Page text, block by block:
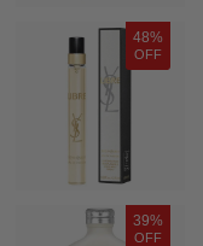
48%
OFF
39%
OFF